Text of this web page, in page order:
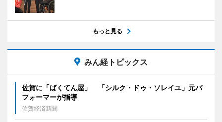
もっと見る
みん経トピックス
佐賀に「ばくてん屋」 「シルク・ドゥ・ソレイユ」元パ
フォーマーが指導
佐賀経済新聞